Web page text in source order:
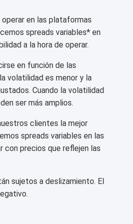
en las plataformas
spreads variables* en
a la hora de operar.
en función de las
volatilidad es menor y la
Cuando la volatilidad
ser más amplios.
clientes la mejor
spreads variables en las
con precios que reflejen las
sujetos a deslizamiento. El